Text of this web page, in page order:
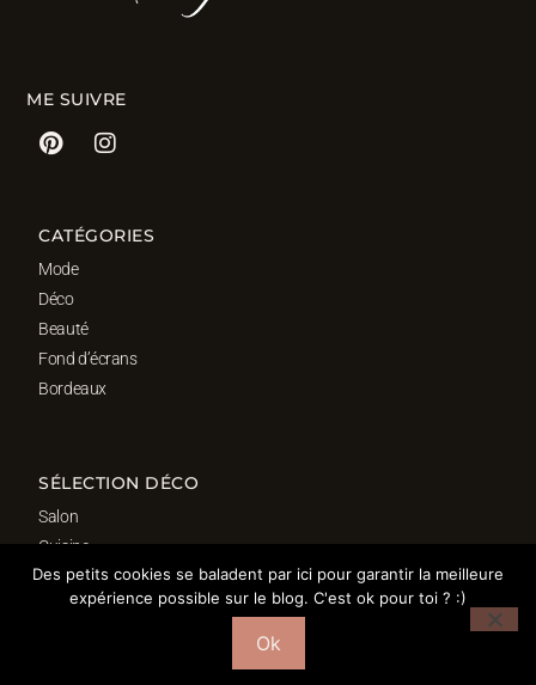
ME SUIVRE
CATÉGORIES
Mode
Déco
Beauté
Fond d’écrans
Bordeaux
SÉLECTION DÉCO
Salon
Cuisine
Salle de bain
Chambre
Des petits cookies se baladent par ici pour garantir la meilleure
expérience possible sur le blog. C'est ok pour toi ? :)
Ok